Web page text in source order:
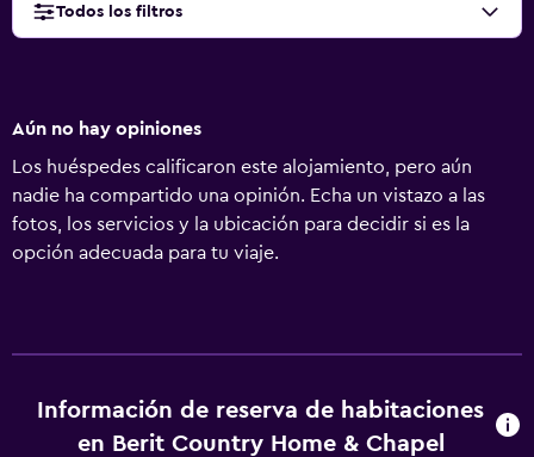
Todos los filtros
Aún no hay opiniones
Los huéspedes calificaron este alojamiento, pero aún
nadie ha compartido una opinión. Echa un vistazo a las
fotos, los servicios y la ubicación para decidir si es la
opción adecuada para tu viaje.
Información de reserva de habitaciones
en Berit Country Home & Chapel